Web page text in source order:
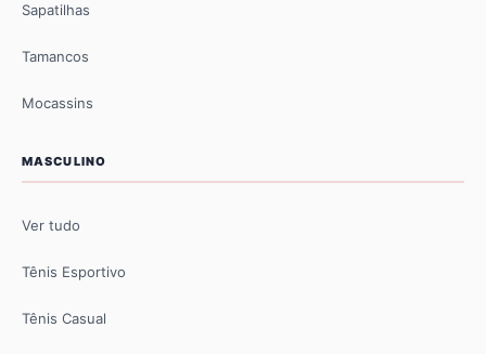
Sapatilhas
Tamancos
Mocassins
MASCULINO
Ver tudo
Tênis Esportivo
Tênis Casual